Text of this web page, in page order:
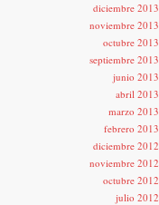
diciembre 2013
noviembre 2013
octubre 2013
septiembre 2013
junio 2013
abril 2013
marzo 2013
febrero 2013
diciembre 2012
noviembre 2012
octubre 2012
julio 2012